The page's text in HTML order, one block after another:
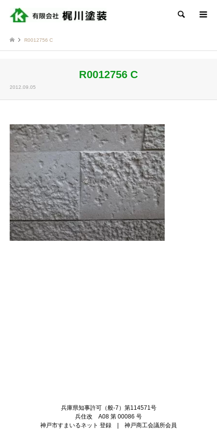
検索
R0012756 C
R0012756 C
2012.09.05
兵庫県知事許可（般-7）第114571号
兵住改 A08 第 00086 号
神戸市すまいるネット 登録 | 神戸商工会議所会員